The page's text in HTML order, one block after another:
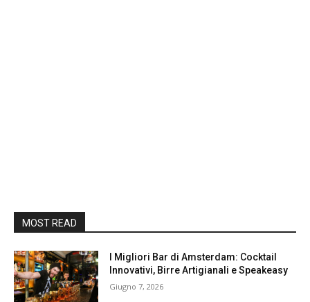
MOST READ
I Migliori Bar di Amsterdam: Cocktail
Innovativi, Birre Artigianali e Speakeasy
Giugno 7, 2026